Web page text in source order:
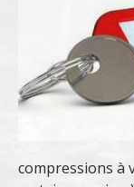
compressions à